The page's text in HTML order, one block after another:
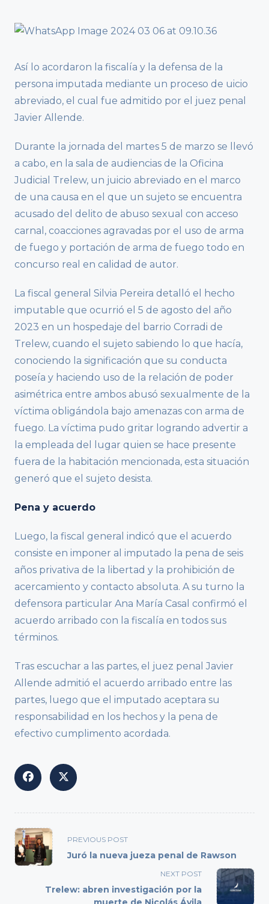
Así lo acordaron la fiscalía y la defensa de la
persona imputada mediante un proceso de uicio
abreviado, el cual fue admitido por el juez penal
Javier Allende.
Durante la jornada del martes 5 de marzo se llevó
a cabo, en la sala de audiencias de la Oficina
Judicial Trelew, un juicio abreviado en el marco
de una causa en el que un sujeto se encuentra
acusado del delito de abuso sexual con acceso
carnal, coacciones agravadas por el uso de arma
de fuego y portación de arma de fuego todo en
concurso real en calidad de autor.
La fiscal general Silvia Pereira detalló el hecho
imputable que ocurrió el 5 de agosto del año
2023 en un hospedaje del barrio Corradi de
Trelew, cuando el sujeto sabiendo lo que hacía,
conociendo la significación que su conducta
poseía y haciendo uso de la relación de poder
asimétrica entre ambos abusó sexualmente de la
víctima obligándola bajo amenazas con arma de
fuego. La víctima pudo gritar logrando advertir a
la empleada del lugar quien se hace presente
fuera de la habitación mencionada, esta situación
generó que el sujeto desista.
Pena y acuerdo
Luego, la fiscal general indicó que el acuerdo
consiste en imponer al imputado la pena de seis
años privativa de la libertad y la prohibición de
acercamiento y contacto absoluta. A su turno la
defensora particular Ana María Casal confirmó el
acuerdo arribado con la fiscalía en todos sus
términos.
Tras escuchar a las partes, el juez penal Javier
Allende admitió el acuerdo arribado entre las
partes, luego que el imputado aceptara su
responsabilidad en los hechos y la pena de
efectivo cumplimento acordada.
<span
class="nav-
subtitle
reader-
PREVIOUS POST
Juró la nueva jueza penal de Rawson
NEXT POST
Trelew: abren investigación por la